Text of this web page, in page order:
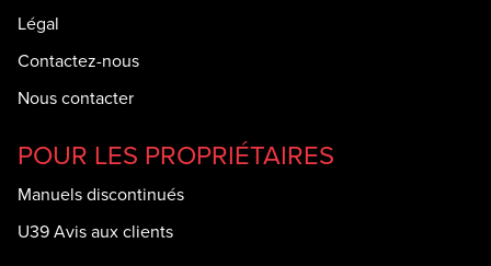
Légal
Contactez-nous
Nous contacter
POUR LES PROPRIÉTAIRES
Manuels discontinués
U39 Avis aux clients